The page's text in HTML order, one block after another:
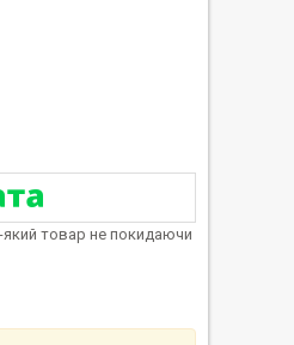
який товар не покидаючи